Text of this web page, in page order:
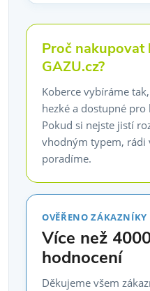
Proč nakupovat
GAZU.cz?
Koberce vybíráme
hezké a dostupné
Pokud si nejste jistí
vhodným typem, rádi
poradíme.
OVĚŘENO ZÁKAZNÍKY
Více než
hodnocení
Děkujeme všem